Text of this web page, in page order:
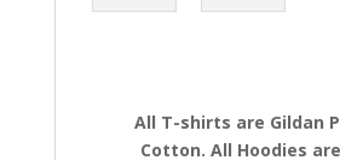
All T-shirts are Gildan
Cotton. All Hoodies